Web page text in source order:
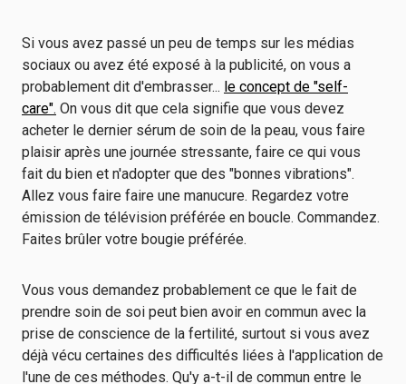
Si vous avez passé un peu de temps sur les médias
sociaux ou avez été exposé à la publicité, on vous a
probablement dit d'embrasser... le concept de "self-
care". On vous dit que cela signifie que vous devez
acheter le dernier sérum de soin de la peau, vous faire
plaisir après une journée stressante, faire ce qui vous
fait du bien et n'adopter que des "bonnes vibrations".
Allez vous faire faire une manucure. Regardez votre
émission de télévision préférée en boucle. Commandez.
Faites brûler votre bougie préférée.
Vous vous demandez probablement ce que le fait de
prendre soin de soi peut bien avoir en commun avec la
prise de conscience de la fertilité, surtout si vous avez
déjà vécu certaines des difficultés liées à l'application de
l'une de ces méthodes. Qu'y a-t-il de commun entre le